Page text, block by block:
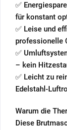
✅
für konstant
✅ Leise und
professionelle
✅
– kein
✅ Leicht zu
Edelstahl-
Warum die
Diese